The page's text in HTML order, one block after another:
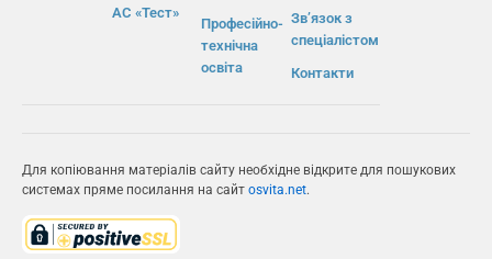
АС «Тест»
Професійно-
технічна
освіта
Зв’язок з
спеціалістом
Контакти
Для копіювання матеріалів сайту необхідне відкрите для пошукових
системах пряме посилання на сайт osvita.net.